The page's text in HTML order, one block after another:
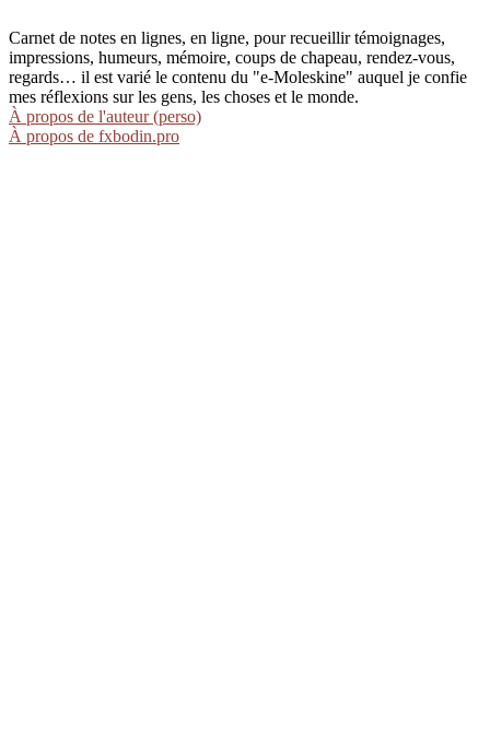
Carnet de notes en lignes, en ligne, pour recueillir témoignages,
impressions, humeurs, mémoire, coups de chapeau, rendez-vous,
regards… il est varié le contenu du "e-Moleskine" auquel je confie
mes réflexions sur les gens, les choses et le monde.
À propos de l'auteur (perso)
À propos de fxbodin.pro